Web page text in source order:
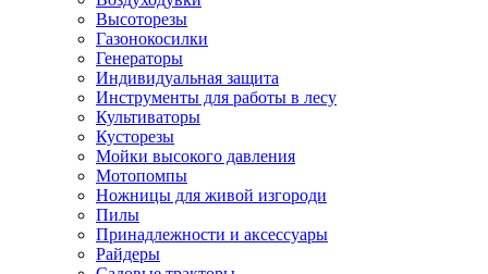
Высоторезы
Газонокосилки
Генераторы
Индивидуальная защита
Инструменты для работы в лесу
Культиваторы
Кусторезы
Мойки высокого давления
Мотопомпы
Ножницы для живой изгороди
Пилы
Принадлежности и аксессуары
Райдеры